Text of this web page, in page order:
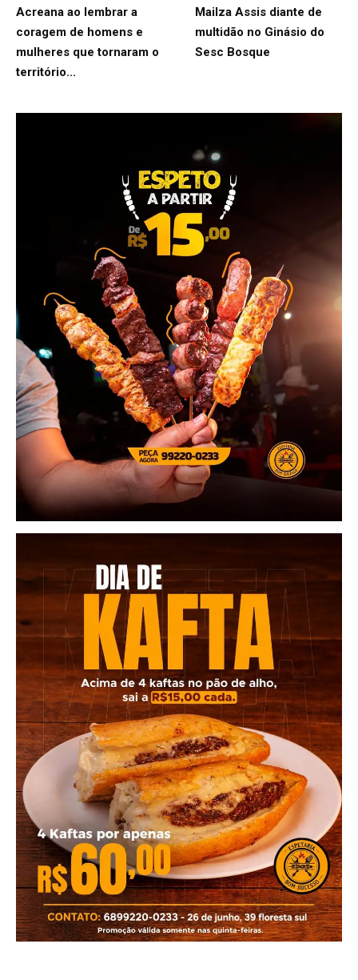
Acreana ao lembrar a
coragem de homens e
mulheres que tornaram o
território...
Mailza Assis diante de
multidão no Ginásio do
Sesc Bosque